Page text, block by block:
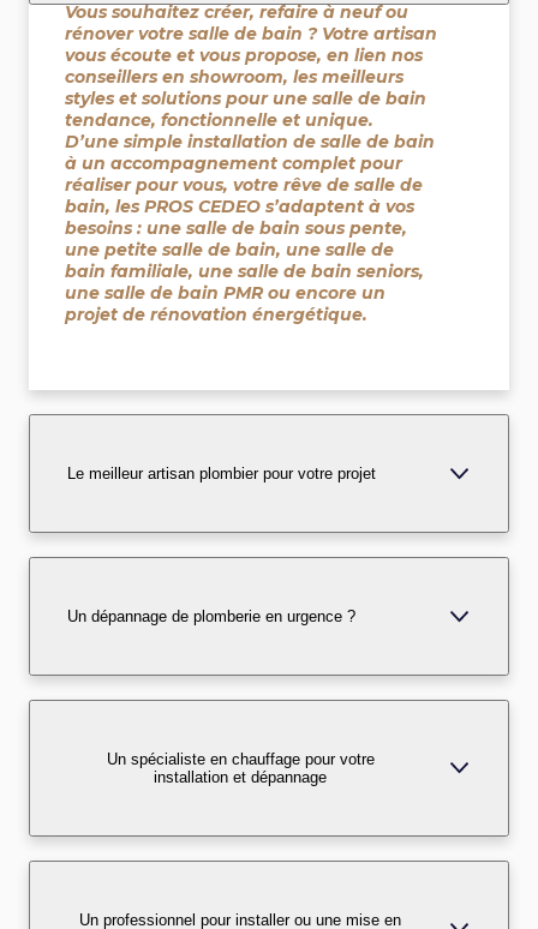
Vous souhaitez créer, refaire à neuf ou
rénover votre salle de bain ? Votre artisan
vous écoute et vous propose, en lien nos
conseillers en showroom, les meilleurs
styles et solutions pour une salle de bain
tendance, fonctionnelle et unique.
D’une simple installation de salle de bain
à un accompagnement complet pour
réaliser pour vous, votre rêve de salle de
bain, les PROS CEDEO s’adaptent à vos
besoins : une salle de bain sous pente,
une petite salle de bain, une salle de
bain familiale, une salle de bain seniors,
une salle de bain PMR ou encore un
projet de rénovation énergétique.
Le meilleur artisan plombier pour votre projet
Un dépannage de plomberie en urgence ?
Un spécialiste en chauffage pour votre
installation et dépannage
Un professionnel pour installer ou une mise en